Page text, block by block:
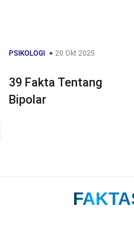
PSIKOLOGI 20 Okt 2025
39 Fakta Tentang
Bipolar